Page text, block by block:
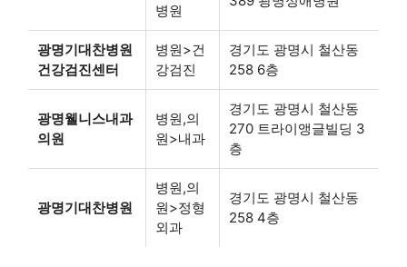
병원
광명기대찬병원
건강검진센터
병원>건
강검진
경기도 광명시 철산동
258 6층
광명웰니스내과
의원
병원,의
원>내과
경기도 광명시 철산동
270 트라이앵글빌딩 3
층
광명기대찬병원
병원,의
원>정형
외과
경기도 광명시 철산동
258 4층